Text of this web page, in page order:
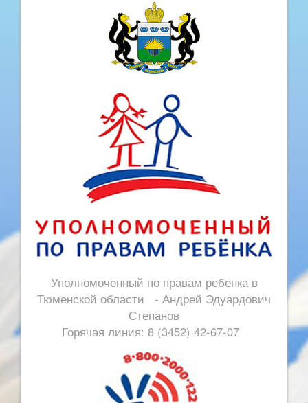
Уполномоченный по правам ребенка в
Тюменской области - Андрей Эдуардович
Степанов
Горячая линия: 8 (3452) 42-67-07